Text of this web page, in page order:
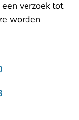
verzoek tot
worden